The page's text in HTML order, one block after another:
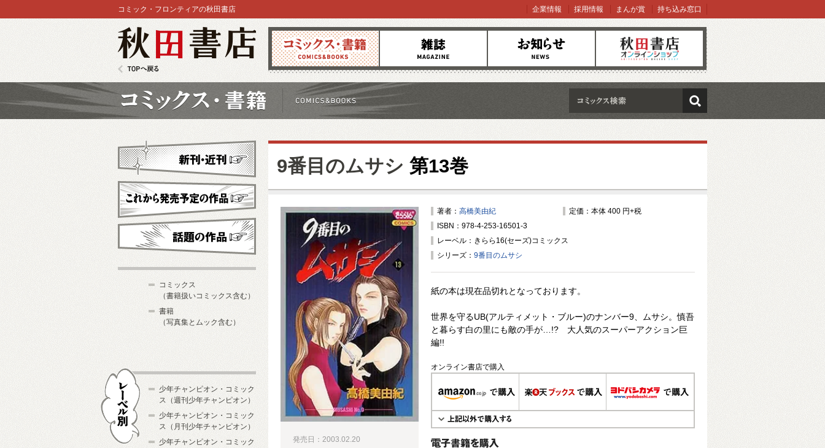
コミックス 雑誌 お知らせ オンラインショップ
コミック・フロンティアの秋田書店 企業情報 採用情報 まんが賞 持ち込み窓口
検索
9番目のムサシ 第13巻
著者： 高橋美由紀
定価：本体 400 円+税
ISBN：978-4-253-16501-3
レーベル：きらら16(セーズ)コミックス
シリーズ： 9番目のムサシ
紙の本は現在品切れとなっております。
世界を守るUB(アルティメット・ブルー)のナンバー9、ムサシ。慎吾
と暮らす白の里にも敵の手が…!? 大人気のスーパーアクション巨
編!!
オンライン書店で購入
発売日：2003.02.20
新刊・近刊
これから発売予定
コミックス
（書籍扱いコミックス含む）
書籍
（写真集とムック含む）
少年チャンピオン・コミック
ス（週刊少年チャンピオン）
少年チャンピオン・コミック
ス（月刊少年チャンピオン）
少年チャンピオン・コミック